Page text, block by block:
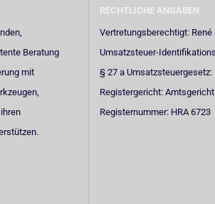
Beratung
mit
RECHTLICHE ANGABEN
Vertretungsberechtigt: René
Umsatzsteuer-
§ 27 a Umsatzsteuergesetz:
Registergericht:
Registernummer: HRA 6723